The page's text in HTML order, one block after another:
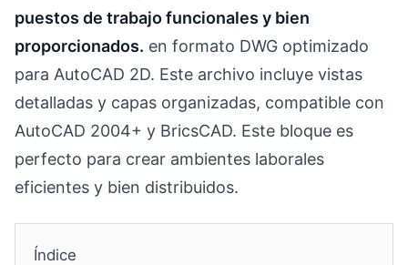
puestos de trabajo funcionales y bien
proporcionados. en formato DWG optimizado
para AutoCAD 2D. Este archivo incluye vistas
detalladas y capas organizadas, compatible con
AutoCAD 2004+ y BricsCAD. Este bloque es
perfecto para crear ambientes laborales
eficientes y bien distribuidos.
Índice